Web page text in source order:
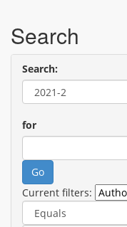
Search
Search:
for
Current filters: